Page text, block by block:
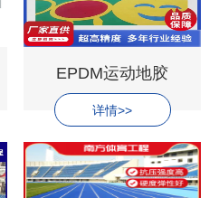
EPDM运动地胶
详情>>